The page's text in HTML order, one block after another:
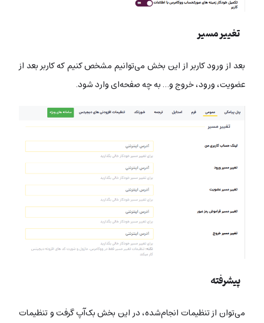
تغییر مسیر
بعد از ورود کاربر از این بخش می‌توانیم مشخص کنیم که کاربر بعد از
عضویت، ورود، خروج و… به چه صفحه‌ای وارد شود.
پیشرفته
می‌توان از تنظیمات انجام‌شده، در این بخش بک‌آپ گرفت و تنظیمات